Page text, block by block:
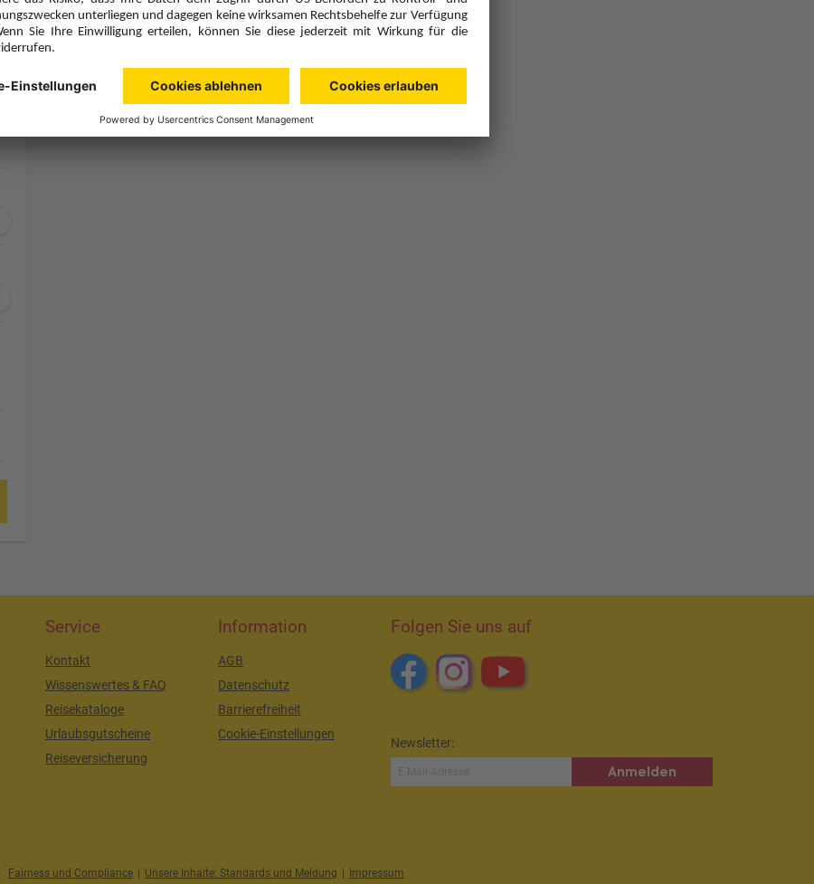
Service
Kontakt
Wissenswertes & FAQ
Reisekataloge
Urlaubsgutscheine
Reiseversicherung
Information
AGB
Datenschutz
Barrierefreiheit
Cookie-Einstellungen
Folgen Sie uns auf
Newsletter:
Anmelden
Fairness und Compliance | Unsere Inhalte: Standards und Meldung | Impressum